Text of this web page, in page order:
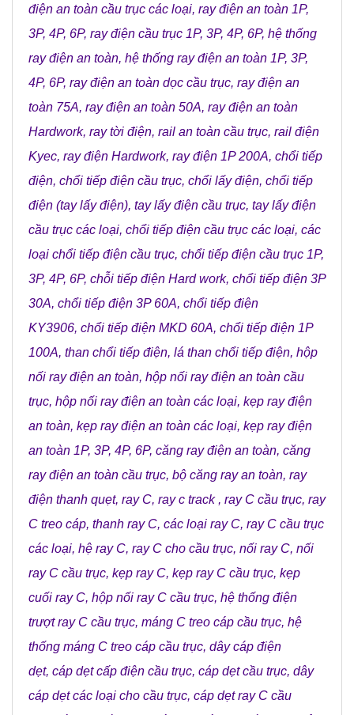
điện an toàn cầu trục các loại, ray điện an toàn 1P,
3P, 4P, 6P, ray điện cầu trục 1P, 3P, 4P, 6P, hệ thống
ray điện an toàn, hệ thống ray điện an toàn 1P, 3P,
4P, 6P, ray điện an toàn dọc cầu trục, ray điện an
toàn 75A, ray điện an toàn 50A, ray điện an toàn
Hardwork, ray tời điện, rail an toàn cầu trục, rail điện
Kyec, ray điện Hardwork, ray điện 1P 200A, chổi tiếp
điện, chổi tiếp điện cầu trục, chổi lấy điện, chổi tiếp
điện (tay lấy điện), tay lấy điện cầu trục, tay lấy điện
cầu trục các loại, chổi tiếp điện cầu trục các loại, các
loại chổi tiếp điện cầu trục, chổi tiếp điện cầu trục 1P,
3P, 4P, 6P, chỗi tiếp điện Hard work, chổi tiếp điện 3P
30A, chổi tiếp điện 3P 60A, chổi tiếp điện
KY3906, chổi tiếp điện MKD 60A, chổi tiếp điện 1P
100A, than chổi tiếp điện, lá than chổi tiếp điện, hộp
nối ray điện an toàn, hộp nối ray điện an toàn cầu
trục, hộp nối ray điện an toàn các loại, kẹp ray điện
an toàn, kẹp ray điện an toàn các loại, kẹp ray điện
an toàn 1P, 3P, 4P, 6P, căng ray điện an toàn, căng
ray điện an toàn cầu trục, bộ căng ray an toàn, ray
điện thanh quẹt, ray C, ray c track, ray C cầu trục, ray
C treo cáp, thanh ray C, các loại ray C, ray C cầu trục
các loại, hệ ray C, ray C cho cầu trục, nối ray C, nối
ray C cầu trục, kẹp ray C, kẹp ray C cầu trục, kẹp
cuối ray C, hộp nối ray C cầu trục, hệ thống điện
trượt ray C cầu trục, máng C treo cáp cầu trục, hệ
thống máng C treo cáp cầu trục, dây cáp điện
dẹt, cáp dẹt cấp điện cầu trục, cáp dẹt cầu trục, dây
cáp dẹt các loại cho cầu trục, cáp dẹt ray C cầu